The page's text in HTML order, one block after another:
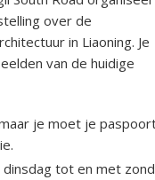
over de
in Liaoning. Je
van de huidige
je moet je
dinsdag tot en met